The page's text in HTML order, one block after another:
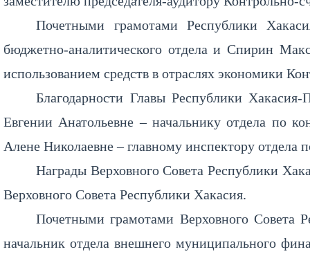
Почетными грамотами Республики
бюджетно-аналитического отдела и Спирин
использованием средств в отраслях экономики
Благодарности Главы Республики
Евгении Анатольевне – начальнику отдела по
Алене Николаевне – главному инспектору отдела
Награды Верховного Совета Республики
Верховного Совета Республики Хакасия.
Почетными грамотами Верховного Совета
начальник отдела внешнего муниципального